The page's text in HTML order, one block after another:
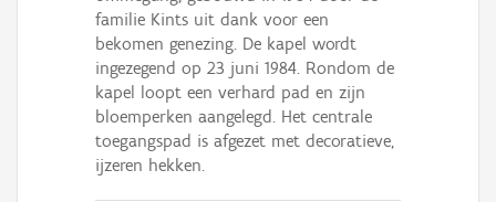
familie Kints uit dank voor een
bekomen genezing. De kapel wordt
ingezegend op 23 juni 1984. Rondom de
kapel loopt een verhard pad en zijn
bloemperken aangelegd. Het centrale
toegangspad is afgezet met decoratieve,
ijzeren hekken.